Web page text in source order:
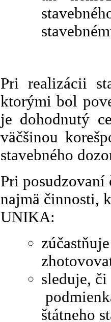
Pri realizácii
ktorými bol
je dohodnutý
väčšinou
stavebného
Pri posudzovaní
najmä činnosti,
UNIKA:
sleduje, či
štátneho